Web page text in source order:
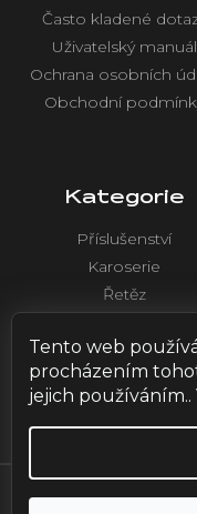
Tento web
procházením
jejich
Často kladené
Uživatelský manuál
Ochrana osobních
Obchodní
Kategorie
Příslušenství
Karoserie
Řetěz
Elektronika
Vytvořil